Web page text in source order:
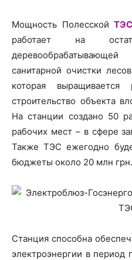
Мощность ПолесскойТЭС
работает на
санитарной очистки
которая
строительство объекта
На станции создано 50
рабочих мест – в сфере
Также ТЭС ежегодно
бюджеты около 20 млн
Станция способна
электроэнергии в период